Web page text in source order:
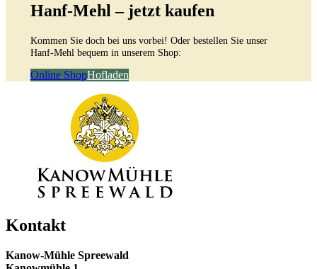
Hanf-Mehl – jetzt kaufen
Kommen Sie doch bei uns vorbei! Oder bestellen Sie unser
Hanf-Mehl bequem in unserem Shop:
Online ShopHofladen
Kontakt
Kanow-Mühle Spreewald